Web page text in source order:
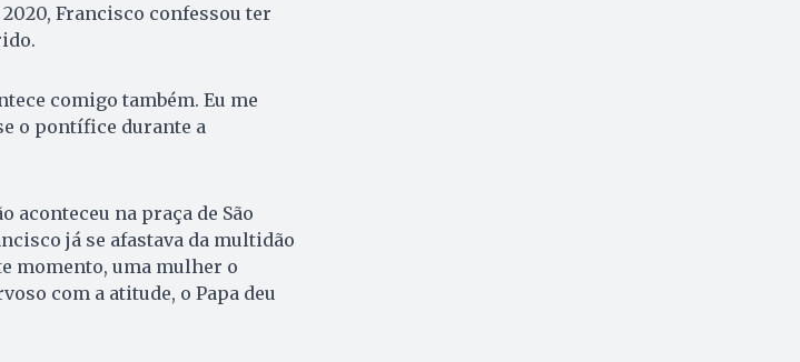
Francisco confessou ter
comigo também. Eu me
o pontífice durante a
na praça de São
já se afastava da multidão
momento, uma mulher o
com a atitude, o Papa deu